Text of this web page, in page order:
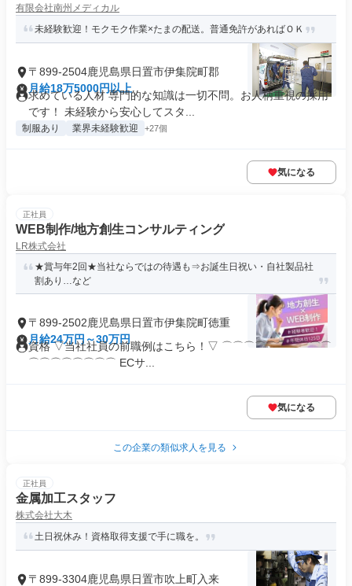
有限会社南州メディカル
未経験歓迎！モクモク作業×たまの配送。普通免許があればＯＫ
〒899-2504鹿児島県日置市伊集院町郡
月給18万5000円以上
求めている人材 専門的な知識は一切不問。お人柄重視の採用
です！ 未経験から安心してスタ...
制服あり 業界未経験歓迎 +27個
気になる
正社員
WEB制作/地方創生コンサルティング
LR株式会社
★賞与年2回★当社ならではの待遇も⇒お誕生日祝い・自社製品社
割あり…など
〒899-2502鹿児島県日置市伊集院町徳重
月給24万円～30万円
資格 ▽当社社員の前職例はこちら！▽ ⌒⌒⌒⌒⌒⌒⌒⌒⌒⌒
⌒⌒⌒⌒⌒⌒⌒⌒ ECサ...
気になる
この企業の類似求人を見る
正社員
金属加工スタッフ
株式会社大木
土日祝休み！資格取得支援で手に職を。
〒899-3304鹿児島県日置市吹上町入来